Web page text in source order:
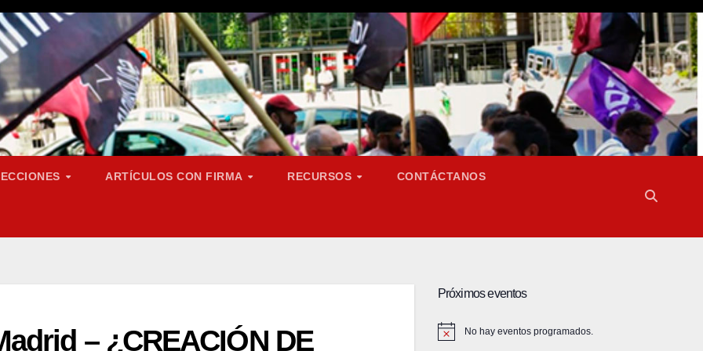
ARTÍCULOS CON FIRMA RECURSOS CONTÁCTANOS
– ¿CREACIÓN DE
Próximos eventos
No hay eventos programados.